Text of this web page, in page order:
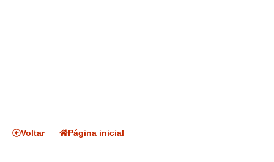
Voltar Página inicial